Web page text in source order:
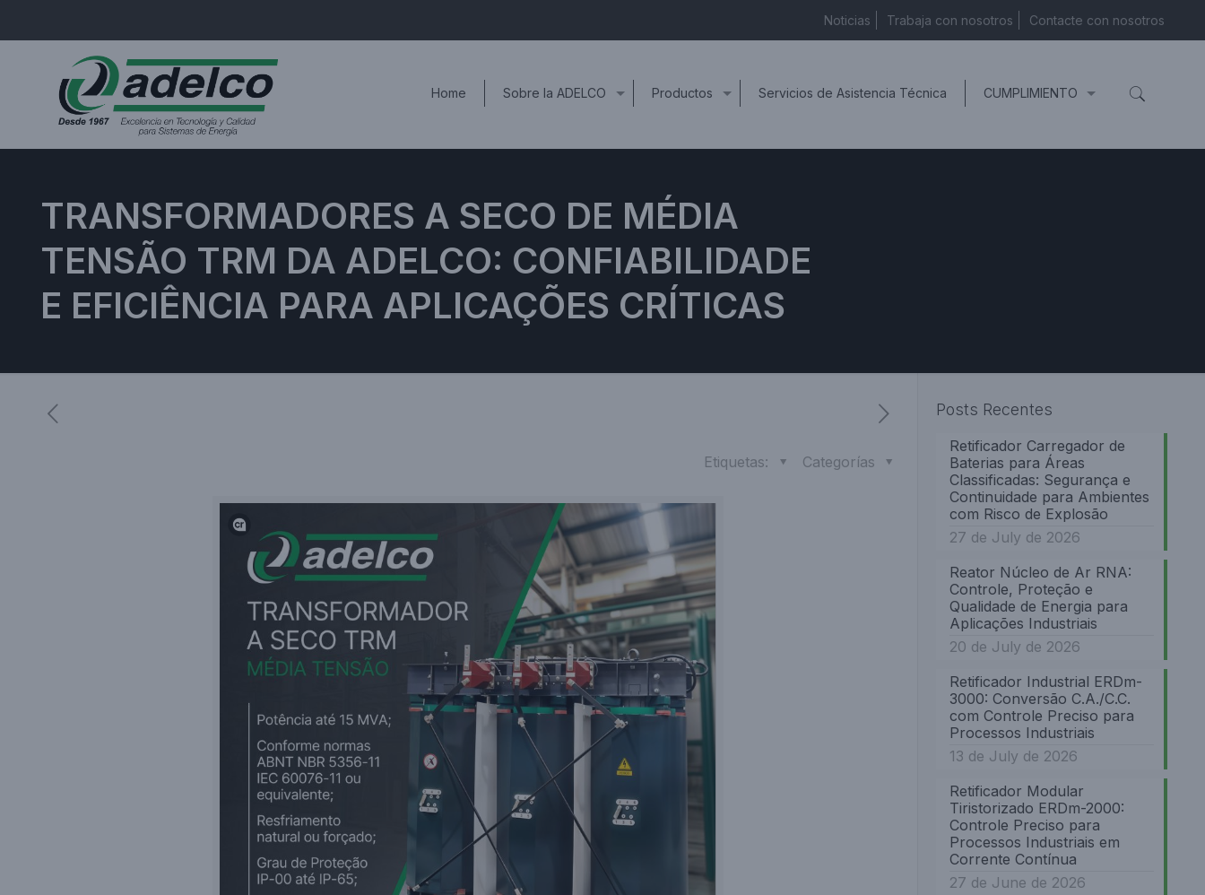
Noticias Trabaja con nosotros Contacte con nosotros
Home Sobre la ADELCO Productos Servicios de Asistencia Técnica CUMPLIMIENTO
TRANSFORMADORES A SECO DE MÉDIA
TENSÃO TRM DA ADELCO: CONFIABILIDADE
E EFICIÊNCIA PARA APLICAÇÕES CRÍTICAS
Categorías
Etiquetas:
Posts Recentes
Retificador Carregador de
Baterias para Áreas
Classificadas: Segurança e
Continuidade para Ambientes
com Risco de Explosão
27 de July de 2026
Reator Núcleo de Ar RNA:
Controle, Proteção e
Qualidade de Energia para
Aplicações Industriais
20 de July de 2026
Retificador Industrial ERDm-
3000: Conversão C.A./C.C.
com Controle Preciso para
Processos Industriais
13 de July de 2026
Retificador Modular
Tiristorizado ERDm-2000:
Controle Preciso para
Processos Industriais em
Corrente Contínua
27 de June de 2026